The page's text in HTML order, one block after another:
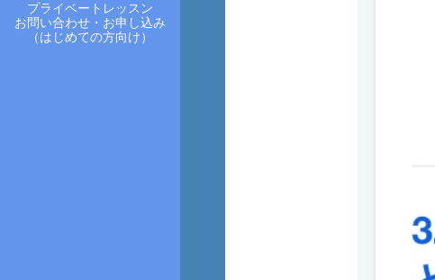
プライベートレッスン
お問い合わせ・お申し込み
（はじめての方向け）